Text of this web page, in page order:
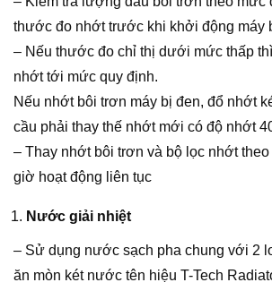
thước đo nhớt trước khi khởi động máy
– Nếu thước đo chỉ thị dưới mức thấp
nhớt tới mức quy định.
Nếu nhớt bôi trơn máy bị đen, đổ nhớt
cầu phải thay thế nhớt mới có độ nhớt
– Thay nhớt bôi trơn và bộ lọc nhớt
giờ hoạt động liên tục
Nước giải nhiệt
– Sử dụng nước sạch pha chung với 2
ăn mòn két nước tên hiệu T-Tech